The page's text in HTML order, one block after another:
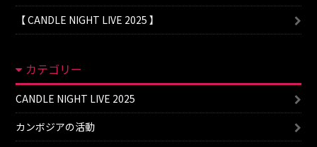
【 CANDLE NIGHT LIVE 2025 】
カテゴリー
CANDLE NIGHT LIVE 2025
カンボジアの活動